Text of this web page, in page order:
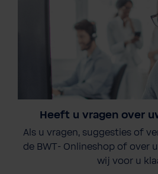
Heeft u vragen over
Als u vragen, suggesties of
de BWT- Onlineshop of over
wij voor u